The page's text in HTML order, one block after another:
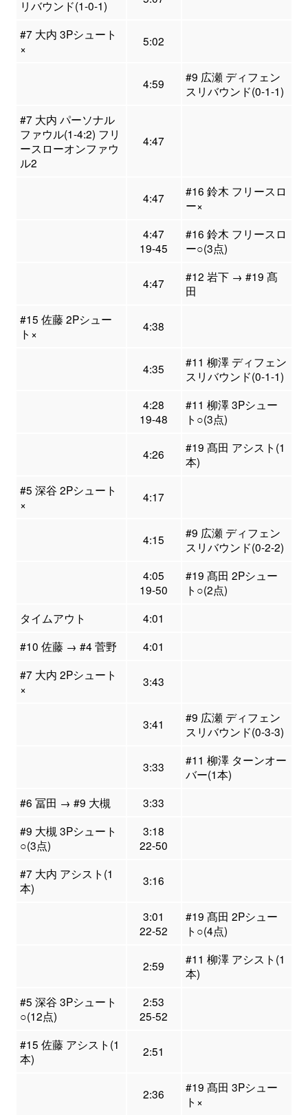
リバウンド(1-0-1)
#7 大内 3Pシュート
×
5:02
4:59
#9 広瀬 ディフェン
スリバウンド(0-1-1)
#7 大内 パーソナル
ファウル(1-4:2) フリ
ースローオンファウ
ル2
4:47
4:47
#16 鈴木 フリースロ
ー×
4:47
19-45
#16 鈴木 フリースロ
ー○(3点)
4:47
#12 岩下 → #19 髙
田
#15 佐藤 2Pシュー
ト×
4:38
4:35
#11 柳澤 ディフェン
スリバウンド(0-1-1)
4:28
19-48
#11 柳澤 3Pシュー
ト○(3点)
4:26
#19 髙田 アシスト(1
本)
#5 深谷 2Pシュート
×
4:17
4:15
#9 広瀬 ディフェン
スリバウンド(0-2-2)
4:05
19-50
#19 髙田 2Pシュー
ト○(2点)
タイムアウト
4:01
#10 佐藤 → #4 菅野
4:01
#7 大内 2Pシュート
×
3:43
3:41
#9 広瀬 ディフェン
スリバウンド(0-3-3)
3:33
#11 柳澤 ターンオー
バー(1本)
#6 冨田 → #9 大槻
3:33
#9 大槻 3Pシュート
○(3点)
3:18
22-50
#7 大内 アシスト(1
本)
3:16
3:01
22-52
#19 髙田 2Pシュー
ト○(4点)
2:59
#11 柳澤 アシスト(1
本)
#5 深谷 3Pシュート
○(12点)
2:53
25-52
#15 佐藤 アシスト(1
本)
2:51
2:36
#19 髙田 3Pシュー
ト×